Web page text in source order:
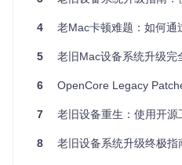
存
以
储
间
态
卡
Intel HD4000及
er系列
卡
风险评估与决策树
4 老Mac卡顿难题：如何通
5 老旧Mac设备系统升级完全
6 OpenCore Legacy Patcher让老
7 老旧设备重生：使用开源工具
8 老旧设备系统升级终极指南：用